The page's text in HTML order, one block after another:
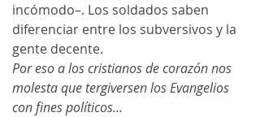
incómodo–. Los soldados saben
diferenciar entre los subversivos y la
gente decente.
Por eso a los cristianos de corazón nos
molesta que tergiversen los Evangelios
con fines políticos…